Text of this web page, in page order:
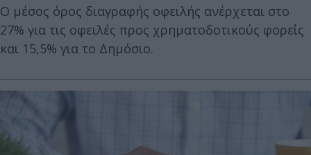
Ο μέσος όρος διαγραφής οφειλής ανέρχεται στο
27% για τις οφειλές προς χρηματοδοτικούς φορείς
και 15,5% για το Δημόσιο.